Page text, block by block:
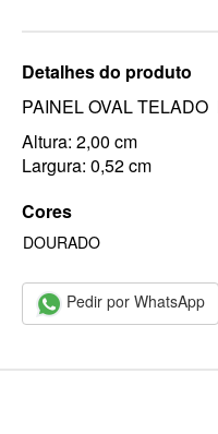
Detalhes do produto
PAINEL OVAL
Altura: 2,00 cm
Largura: 0,52 cm
Cores
DOURADO
Pedir por WhatsApp